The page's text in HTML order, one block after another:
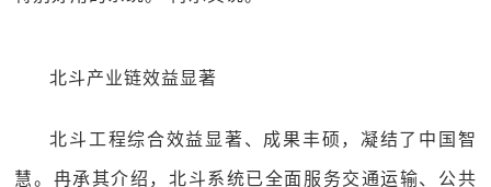
北斗产业链效益显著
北斗工程综合效益显著、成果丰硕，凝结了中国智
慧。冉承其介绍，北斗系统已全面服务交通运输、公共